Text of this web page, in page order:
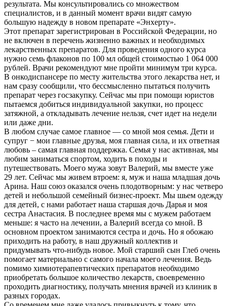
результата. Мы консультировались со множеством
специалистов, и в данный момент врачи видят самую
большую надежду в новом препарате «Энхерту».
Этот препарат зарегистрирован в Российской Федерации, но
не включен в перечень жизненно важных и необходимых
лекарственных препаратов. Для проведения одного курса
нужно семь флаконов по 100 мл общей стоимостью 1 064 000
рублей. Врачи рекомендуют мне пройти минимум три курса.
В онкодиспансере по месту жительства этого лекарства нет, и
нам сразу сообщили, что бессмысленно пытаться получить
препарат через госзакупку. Сейчас мы при помощи юристов
пытаемся добиться индивидуальной закупки, но процесс
затяжной, а откладывать лечение нельзя, счет идет на недели
или даже дни.
В любом случае самое главное — со мной моя семья. Дети и
супруг − мои главные друзья, моя главная сила, и их ответная
любовь – самая главная поддержка. Семья у нас активная, мы
любим заниматься спортом, ходить в походы и
путешествовать. Моего мужа зовут Валерий, мы вместе уже
29 лет. Сейчас мы живем втроем: я, муж и наша младшая дочь
Арина. Наш союз оказался очень плодотворным: у нас четверо
детей и небольшой семейный бизнес-проект. Мы шьем одежду
для детей, с нами работает наша старшая дочь Дарья и моя
сестра Анастасия. В последнее время мы с мужем работаем
меньше: я часто на лечении, а Валерий всегда со мной. В
основном проектом занимаются сестра и дочь. Но я обожаю
приходить на работу, в наш дружный коллектив и
придумывать что-нибудь новое. Мой старший сын Глеб очень
помогает материально с самого начала моего лечения. Ведь
помимо химиотерапевтических препаратов необходимо
приобретать большое количество лекарств, своевременно
проходить диагностику, получать мнения врачей из клиник в
разных городах.